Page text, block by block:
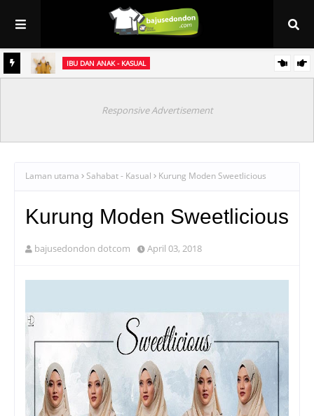
IBU DAN ANAK - KASUAL
Responsive Advertisement
Laman utama Sahabat - Kasual Kurung Moden Sweetlicious
Kurung Moden Sweetlicious
bajusedondon dotcom April 03, 2018